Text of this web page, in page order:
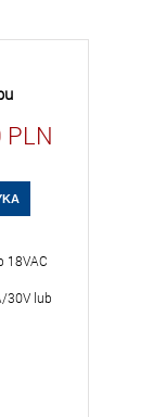
PLN
18VAC
30V lub